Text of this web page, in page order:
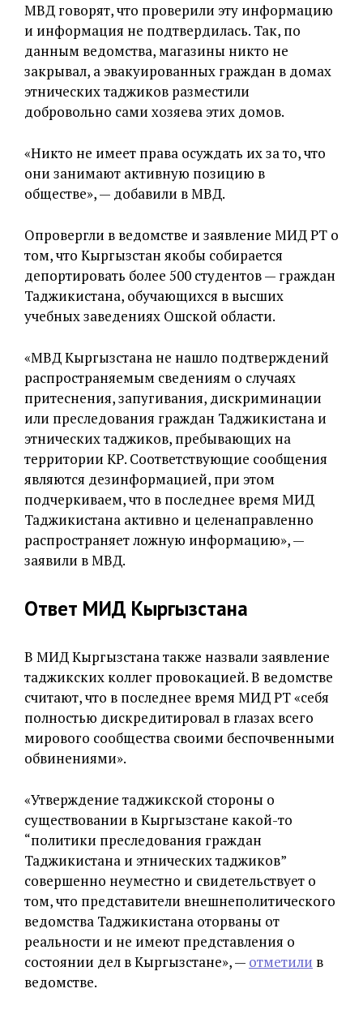
МВД говорят, что проверили эту информацию
и информация не подтвердилась. Так, по
данным ведомства, магазины никто не
закрывал, а эвакуированных граждан в домах
этнических таджиков разместили
добровольно сами хозяева этих домов.
«Никто не имеет права осуждать их за то, что
они занимают активную позицию в
обществе», — добавили в МВД.
Опровергли в ведомстве и заявление МИД РТ о
том, что Кыргызстан якобы собирается
депортировать более 500 студентов — граждан
Таджикистана, обучающихся в высших
учебных заведениях Ошской области.
«МВД Кыргызстана не нашло подтверждений
распространяемым сведениям о случаях
притеснения, запугивания, дискриминации
или преследования граждан Таджикистана и
этнических таджиков, пребывающих на
территории КР. Соответствующие сообщения
являются дезинформацией, при этом
подчеркиваем, что в последнее время МИД
Таджикистана активно и целенаправленно
распространяет ложную информацию», —
заявили в МВД.
Ответ МИД Кыргызстана
В МИД Кыргызстана также назвали заявление
таджикских коллег провокацией. В ведомстве
считают, что в последнее время МИД РТ «себя
полностью дискредитировал в глазах всего
мирового сообщества своими беспочвенными
обвинениями».
«Утверждение таджикской стороны о
существовании в Кыргызстане какой-то
“политики преследования граждан
Таджикистана и этнических таджиков”
совершенно неуместно и свидетельствует о
том, что представители внешнеполитического
ведомства Таджикистана оторваны от
реальности и не имеют представления о
состоянии дел в Кыргызстане», — отметили в
ведомстве.